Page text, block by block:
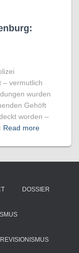
– vermutlich
wurden
Gehöft
worden –
Read more
DOSSIER
REVISIONISMUS